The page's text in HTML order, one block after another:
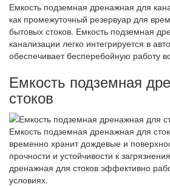
Емкость подземная дренажная для
как промежуточный резервуар для
бытовых стоков. Емкость подземная
канализации легко интегрируется в
обеспечивает бесперебойную работу
Емкость подземная
стоков
Емкость подземная дренажная для
временно хранит дождевые и
прочности и устойчивости к
дренажная для стоков эффективно
условиях.